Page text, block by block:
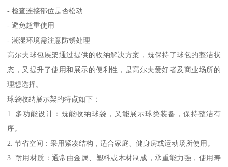
- 检查连接部位是否松动
- 避免超重使用
- 潮湿环境需注意防锈处理
高尔夫球包展架通过提供的收纳解决方案，既保持了球包的整洁状
态，又提升了使用和展示的便利性，是高尔夫爱好者及商业场所的
理想选择。
球袋收纳展示架的特点如下：
1. 多功能设计：既能收纳球袋，又能展示球类装备，保持整洁有
序。
2. 节省空间：采用紧凑结构，适合家庭、健身房或运动场所使用。
3. 耐用材质：通常由金属、塑料或木材制成，承重能力强，使用寿